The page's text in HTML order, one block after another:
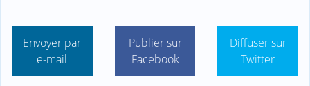
Envoyer par
e-mail
Publier sur
Facebook
Diffuser sur
Twitter